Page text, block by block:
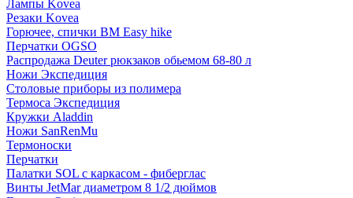
Лампы Kovea
Резаки Kovea
Горючее, спички BM Easy hike
Перчатки OGSO
Распродажа Deuter рюкзаков обьемом 68-80 л
Ножи Экспедиция
Столовые приборы из полимера
Термоса Экспедиция
Кружки Aladdin
Ножи SanRenMu
Термоноски
Перчатки
Палатки SOL с каркасом - фиберглас
Винты JetMar диаметром 8 1/2 дюймов